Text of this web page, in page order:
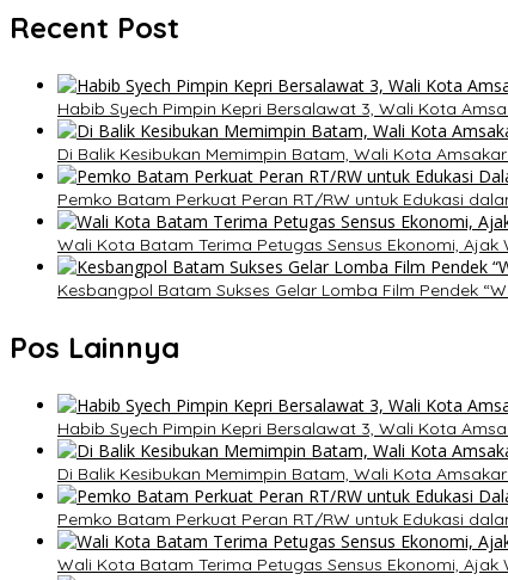
Recent Post
Habib Syech Pimpin Kepri Bersalawat 3, Wali Kota
Di Balik Kesibukan Memimpin Batam, Wali Kota
Pemko Batam Perkuat Peran RT/RW untuk Edukasi
Wali Kota Batam Terima Petugas Sensus Ekonomi,
Kesbangpol Batam Sukses Gelar Lomba Film Pendek
Pos Lainnya
Habib Syech Pimpin Kepri Bersalawat 3, Wali Kota
Di Balik Kesibukan Memimpin Batam, Wali Kota
Pemko Batam Perkuat Peran RT/RW untuk Edukasi
Wali Kota Batam Terima Petugas Sensus Ekonomi,